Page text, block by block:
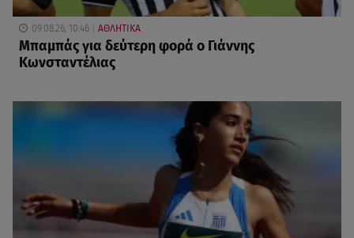
09.08.26, 10:46 ΑΘΛΗΤΙΚΑ
Μπαμπάς για δεύτερη φορά ο Γιάννης
Κωνσταντέλιας